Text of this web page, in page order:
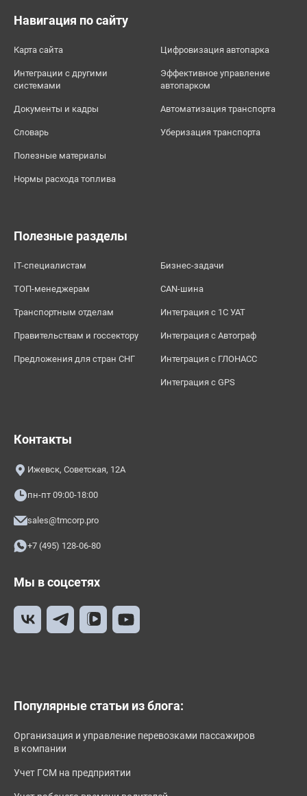
Навигация по сайту
Карта сайта
Интеграции с другими
системами
Документы и кадры
Словарь
Полезные материалы
Нормы расхода топлива
Цифровизация автопарка
Эффективное управление
автопарком
Автоматизация транспорта
Уберизация транспорта
Полезные разделы
IT-специалистам
ТОП-менеджерам
Транспортным отделам
Правительствам и госсектору
Предложения для стран СНГ
Бизнес-задачи
CAN-шина
Интеграция с 1С УАТ
Интеграция с Автограф
Интеграция с ГЛОНАСС
Интеграция с GPS
Контакты
Ижевск, Советская, 12А
пн-пт 09:00-18:00
sales@tmcorp.pro
+7 (495) 128-06-80
Мы в соцсетях
Популярные статьи из блога:
Организация и управление перевозками пассажиров
в компании
Учет ГСМ на предприятии